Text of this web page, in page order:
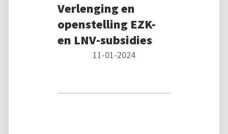
Verlenging en
openstelling EZK-
en LNV-subsidies
11-01-2024